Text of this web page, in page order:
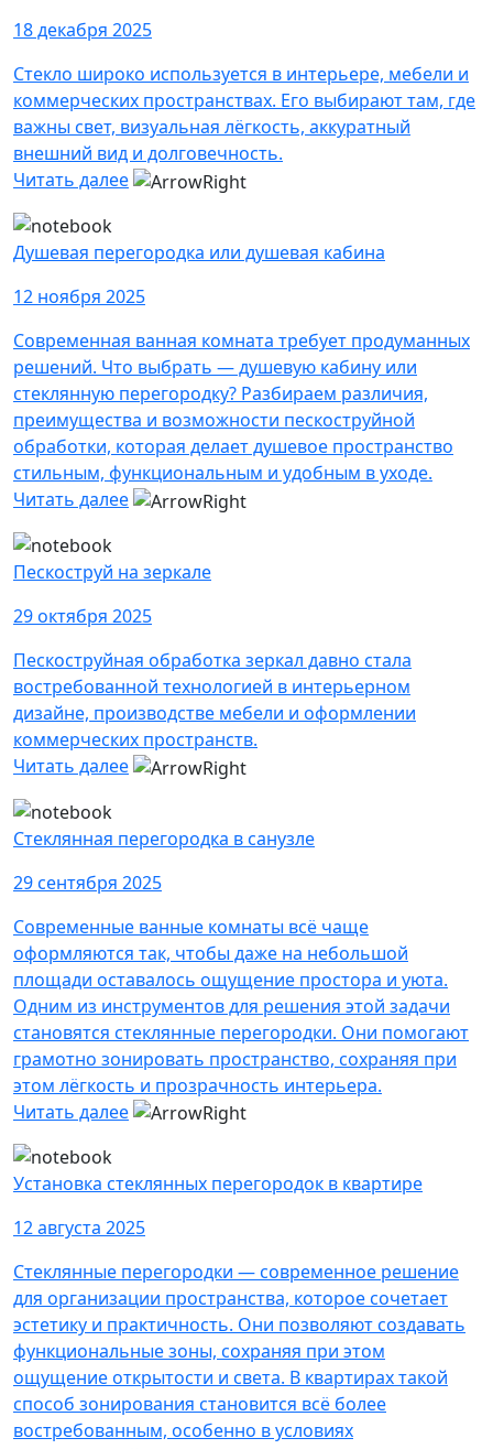
18 декабря 2025
Стекло широко используется в интерьере, мебели и
коммерческих пространствах. Его выбирают там, где
важны свет, визуальная лёгкость, аккуратный
внешний вид и долговечность.
Читать далее
Душевая перегородка или душевая кабина
12 ноября 2025
Современная ванная комната требует продуманных
решений. Что выбрать — душевую кабину или
стеклянную перегородку? Разбираем различия,
преимущества и возможности пескоструйной
обработки, которая делает душевое пространство
стильным, функциональным и удобным в уходе.
Читать далее
Пескоструй на зеркале
29 октября 2025
Пескоструйная обработка зеркал давно стала
востребованной технологией в интерьерном
дизайне, производстве мебели и оформлении
коммерческих пространств.
Читать далее
Стеклянная перегородка в санузле
29 сентября 2025
Современные ванные комнаты всё чаще
оформляются так, чтобы даже на небольшой
площади оставалось ощущение простора и уюта.
Одним из инструментов для решения этой задачи
становятся стеклянные перегородки. Они помогают
грамотно зонировать пространство, сохраняя при
этом лёгкость и прозрачность интерьера.
Читать далее
Установка стеклянных перегородок в квартире
12 августа 2025
Стеклянные перегородки — современное решение
для организации пространства, которое сочетает
эстетику и практичность. Они позволяют создавать
функциональные зоны, сохраняя при этом
ощущение открытости и света. В квартирах такой
способ зонирования становится всё более
востребованным, особенно в условиях